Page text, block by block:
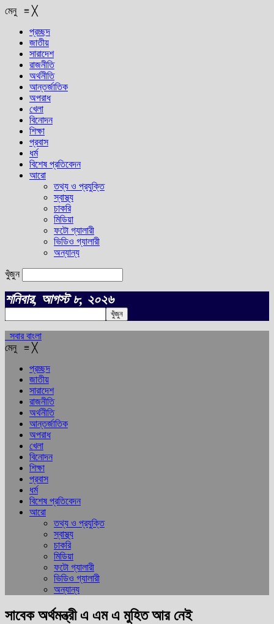
মেনু ≡ ╳
প্রচ্ছদ
জাতীয়
সারাদেশ
রাজনীতি
অর্থনীতি
আন্তর্জাতিক
অপরাধ
খেলা
বিনোদন
শিক্ষা
প্রবাস
ধর্ম
বিশেষ প্রতিবেদন
আরো
তথ্য ও প্রযুক্তি
স্বাস্থ্য
চাকরি
মিডিয়া
ফটো গ্যালারী
ভিডিও গ্যালারী
অন্যান্য
খুঁজুন
শনিবার, আগস্ট ৮, ২০২৬
সবার বাংলা
মেনু ≡ ╳
প্রচ্ছদ
জাতীয়
সারাদেশ
রাজনীতি
অর্থনীতি
আন্তর্জাতিক
অপরাধ
খেলা
বিনোদন
শিক্ষা
প্রবাস
ধর্ম
বিশেষ প্রতিবেদন
আরো
তথ্য ও প্রযুক্তি
স্বাস্থ্য
চাকরি
মিডিয়া
ফটো গ্যালারী
ভিডিও গ্যালারী
অন্যান্য
সাবেক অর্থমন্ত্রী এ এম এ মুহিত আর নেই